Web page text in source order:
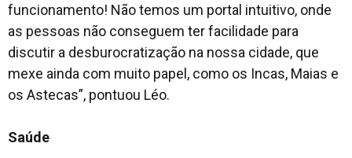
funcionamento! Não temos um portal intuitivo, onde
as pessoas não conseguem ter facilidade para
discutir a desburocratização na nossa cidade, que
mexe ainda com muito papel, como os Incas, Maias e
os Astecas”, pontuou Léo.
Saúde